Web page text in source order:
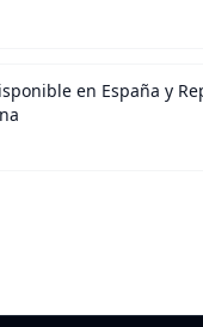
en España y